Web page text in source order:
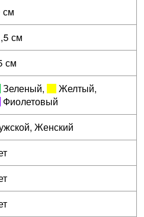
см
см
см
Зеленый, Желтый,
Фиолетовый
Женский